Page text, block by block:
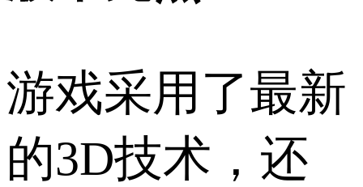
游戏采用了最新
的3D技术，还